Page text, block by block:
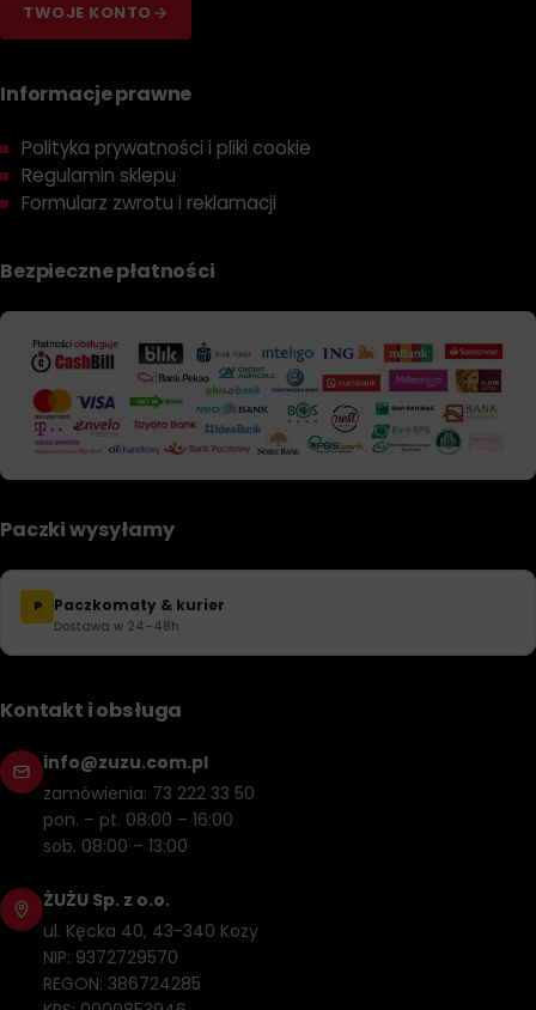
TWOJE KONTO
Informacje prawne
Polityka prywatności i pliki cookie
Regulamin sklepu
Formularz zwrotu i reklamacji
Bezpieczne płatności
Paczki wysyłamy
P Paczkomaty & kurier
Dostawa w 24–48h
Kontakt i obsługa
info@zuzu.com.pl
zamówienia: 73 222 33 50
pon. – pt. 08:00 – 16:00
sob. 08:00 – 13:00
ŻUŻU Sp. z o.o.
ul. Kęcka 40, 43-340 Kozy
NIP: 9372729570
REGON: 386724285